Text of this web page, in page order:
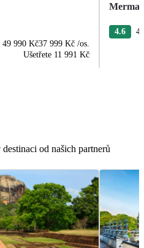
49 990 Kč37 999 Kč /os.
Ušetřete 11 991 Kč
4.6
od našich partnerů